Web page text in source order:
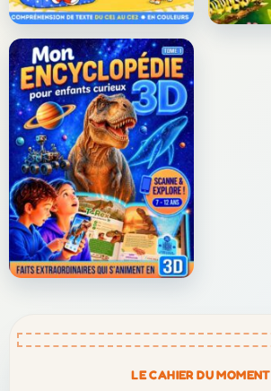
LE CAHIER DU MOMENT